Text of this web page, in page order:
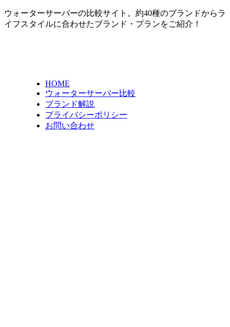
ウォーターサーバーの比較サイト。約40種のブランドからラ
イフスタイルに合わせたブランド・プランをご紹介！
HOME
ウォーターサーバー比較
ブランド解説
プライバシーポリシー
お問い合わせ